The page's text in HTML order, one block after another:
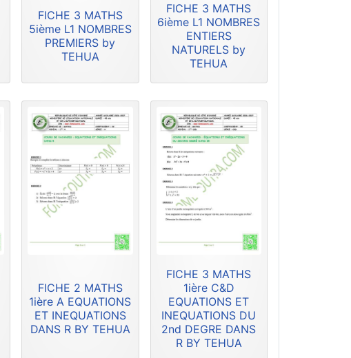
FICHE 3 MATHS
5ième L1 NOMBRES
PREMIERS by
TEHUA
FICHE 3 MATHS
6ième L1 NOMBRES
ENTIERS
NATURELS by
TEHUA
FICHE 2 MATHS
1ière A EQUATIONS
ET INEQUATIONS
DANS R BY TEHUA
FICHE 3 MATHS
1ière C&D
EQUATIONS ET
INEQUATIONS DU
2nd DEGRE DANS
R BY TEHUA